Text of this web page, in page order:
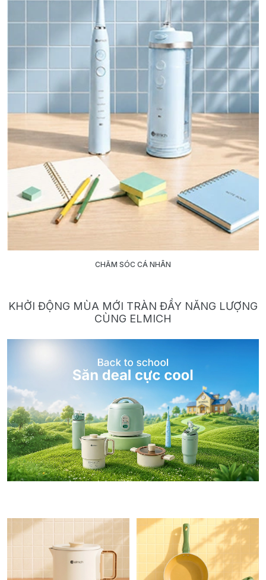
CHĂM SÓC CÁ NHÂN
KHỞI ĐỘNG MÙA MỚI TRÀN ĐẦY NĂNG LƯỢNG
CÙNG ELMICH